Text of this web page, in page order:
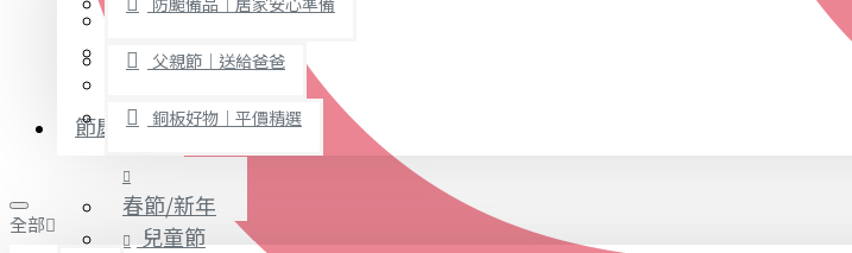
手工DIY
文具收納
其他
免打孔收納專區
父親節｜送給爸爸
銅板好物｜平價精選
全部
39元專區
49元專區
節慶熱賣
春節/新年
兒童節